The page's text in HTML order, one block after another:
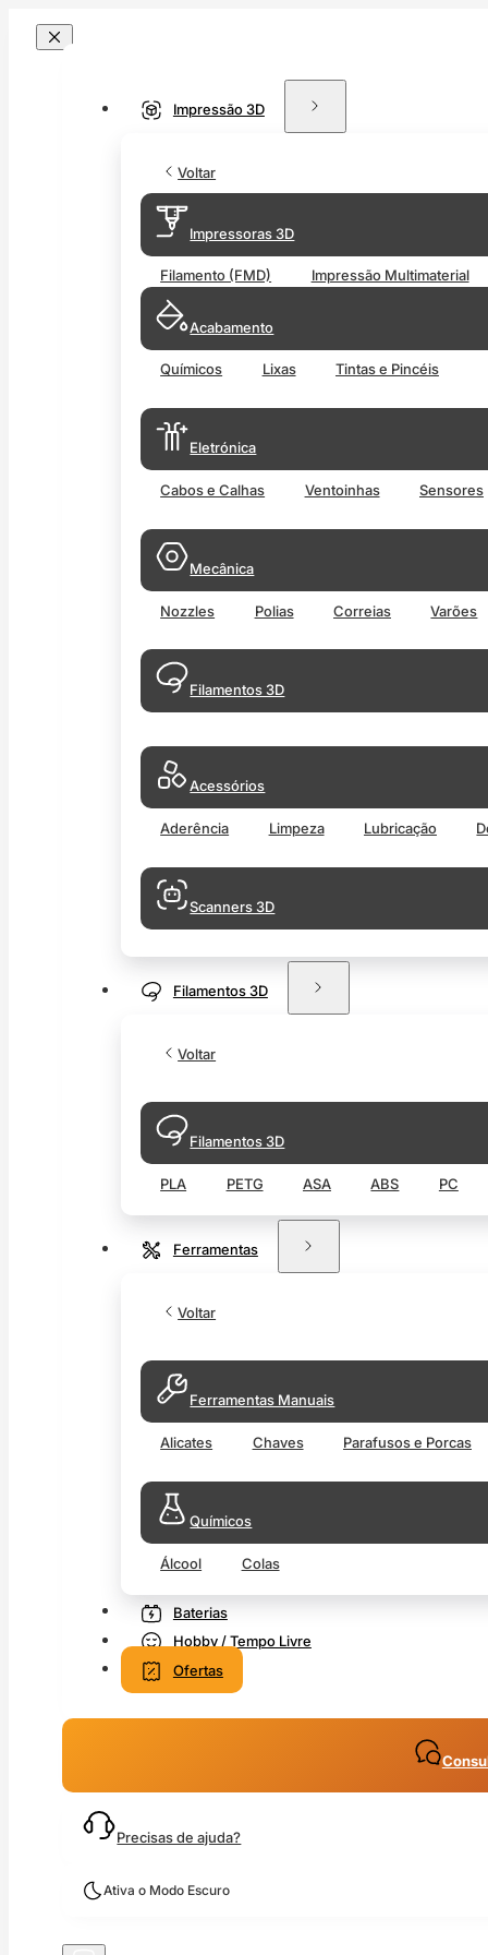
Impressão 3D
Voltar
Impressoras 3D
Filamento (FMD) Impressão Multimaterial
Acabamento
Químicos Lixas Tintas e Pincéis
Eletrónica
Cabos e Calhas Ventoinhas Sensores
Mecânica
Nozzles Polias Correias Varões
Filamentos 3D
Acessórios
Aderência Limpeza Lubricação
Scanners 3D
Filamentos 3D
Voltar
Filamentos 3D
PLA PETG ASA ABS PC
Ferramentas
Voltar
Ferramentas Manuais
Alicates Chaves Parafusos e Porcas
Químicos
Álcool Colas
Baterias
Hobby / Tempo Livre
Ofertas
Precisas de ajuda?
Ativa o Modo Escuro